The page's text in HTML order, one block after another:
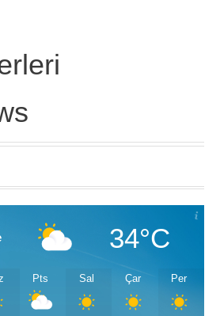
34°C
Pts Sal Çar Per